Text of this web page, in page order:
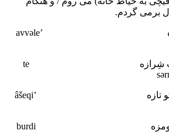
برمی گردم.
29- اَوّلِ بهارِ گل کنّه رِزه ’avvәle
تِه سرمی پَش شلوار لَبِ شِرازه te
عاشقی هاکردمی من آ تو تازه ’âšeqi
بوردی جای دیگر بَئیتی نومزه burdi